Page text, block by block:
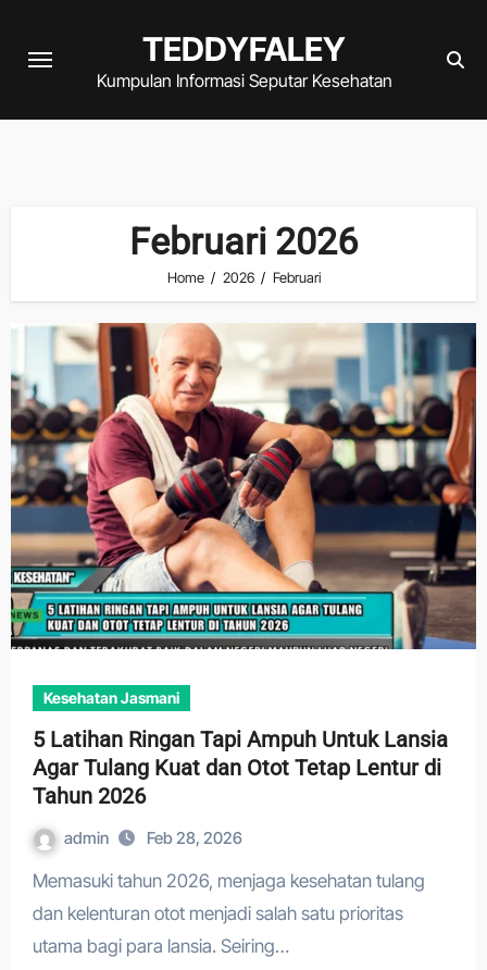
TEDDYFALEY
Kumpulan Informasi Seputar Kesehatan
Februari 2026
Home 2026 Februari
Kesehatan Jasmani
5 Latihan Ringan Tapi Ampuh Untuk Lansia
Agar Tulang Kuat dan Otot Tetap Lentur di
Tahun 2026
admin Feb 28, 2026
Memasuki tahun 2026, menjaga kesehatan tulang
dan kelenturan otot menjadi salah satu prioritas
utama bagi para lansia. Seiring…